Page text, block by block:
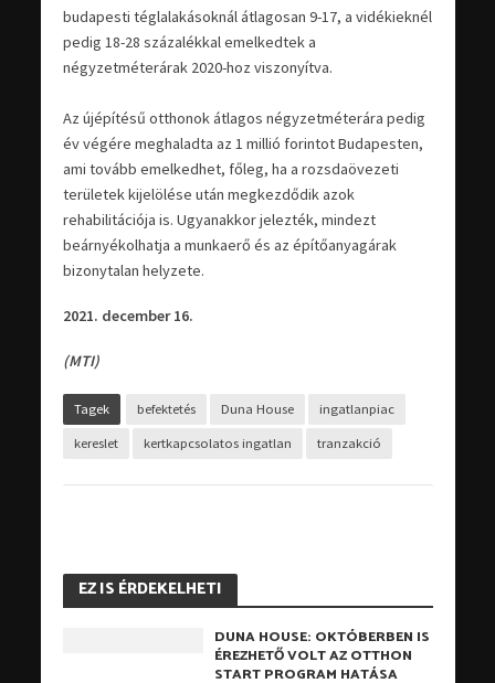
budapesti téglalakásoknál átlagosan 9-17, a vidékieknél
pedig 18-28 százalékkal emelkedtek a
négyzetméterárak 2020-hoz viszonyítva.
Az újépítésű otthonok átlagos négyzetméterára pedig
év végére meghaladta az 1 millió forintot Budapesten,
ami tovább emelkedhet, főleg, ha a rozsdaövezeti
területek kijelölése után megkezdődik azok
rehabilitációja is. Ugyanakkor jelezték, mindezt
beárnyékolhatja a munkaerő és az építőanyagárak
bizonytalan helyzete.
2021. december 16.
(MTI)
Tagek befektetés Duna House ingatlanpiac
kereslet kertkapcsolatos ingatlan tranzakció
EZ IS ÉRDEKELHETI
DUNA HOUSE: OKTÓBERBEN IS
ÉREZHETŐ VOLT AZ OTTHON
START PROGRAM HATÁSA